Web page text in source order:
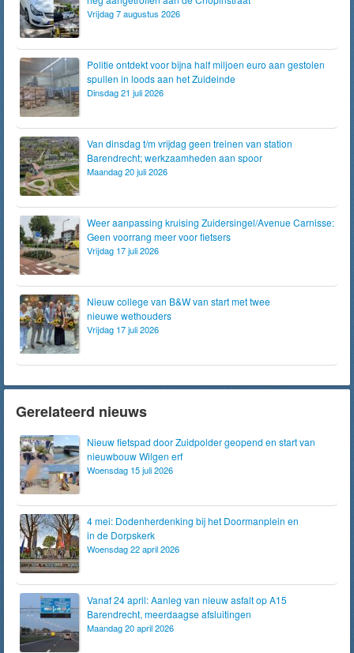
Vrijdag 7 augustus 2026
Politie ontdekt voor bijna half miljoen euro aan gestolen
spullen in loods aan het Zuideinde
Dinsdag 21 juli 2026
Van dinsdag t/m vrijdag geen treinen van station
Barendrecht; werkzaamheden aan spoor
Maandag 20 juli 2026
Weer aanpassing kruising Zuidersingel/Avenue Carnisse:
Geen voorrang meer voor fietsers
Vrijdag 17 juli 2026
Nieuw college van B&W van start met twee
nieuwe wethouders
Vrijdag 17 juli 2026
Gerelateerd nieuws
Nieuw fietspad door Zuidpolder geopend en start van
nieuwbouw Wilgen erf
Woensdag 15 juli 2026
4 mei: Dodenherdenking bij het Doormanplein en
in de Dorpskerk
Woensdag 22 april 2026
Vanaf 24 april: Aanleg van nieuw asfalt op A15
Barendrecht, meerdaagse afsluitingen
Maandag 20 april 2026